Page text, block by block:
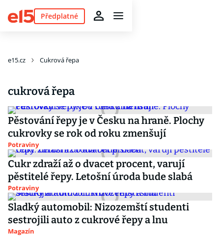
Předplatné
e15.cz Cukrová řepa
cukrová řepa
Pěstování řepy je v Česku na hraně. Plochy
cukrovky se rok od roku zmenšují
Potraviny
Cukr zdraží až o dvacet procent, varují
pěstitelé řepy. Letošní úroda bude slabá
Potraviny
Sladký automobil: Nizozemští studenti
sestrojili auto z cukrové řepy a lnu
Magazín